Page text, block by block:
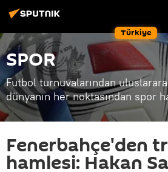
Türkiye
SPOR
Futbol turnuvalarından
dünyanın her noktasından spor
Fenerbahçe'den
hamlesi: Hakan